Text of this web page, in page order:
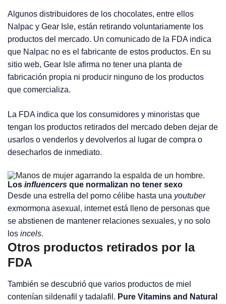
Algunos distribuidores de los chocolates, entre ellos
Nalpac y Gear Isle, están retirando voluntariamente los
productos del mercado. Un comunicado de la FDA indica
que Nalpac no es el fabricante de estos productos. En su
sitio web, Gear Isle afirma no tener una planta de
fabricación propia ni producir ninguno de los productos
que comercializa.
La FDA indica que los consumidores y minoristas que
tengan los productos retirados del mercado deben dejar de
usarlos o venderlos y devolverlos al lugar de compra o
desecharlos de inmediato.
Los influencers que normalizan no tener sexo
Desde una estrella del porno célibe hasta una youtuber
exmormona asexual, internet está lleno de personas que
se abstienen de mantener relaciones sexuales, y no solo
losincels.
Otros productos retirados por la
FDA
También se descubrió que varios productos de miel
contenían sildenafil y tadalafil. Pure Vitamins and Natural